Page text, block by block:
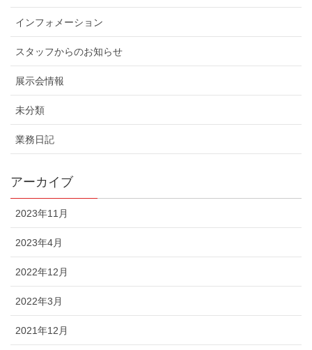
インフォメーション
スタッフからのお知らせ
展示会情報
未分類
業務日記
アーカイブ
2023年11月
2023年4月
2022年12月
2022年3月
2021年12月